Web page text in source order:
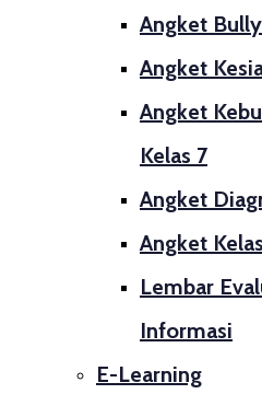
Angket
Angket
Angket
Kelas 7
Angket
Angket
Lembar
Informasi
E-Learning